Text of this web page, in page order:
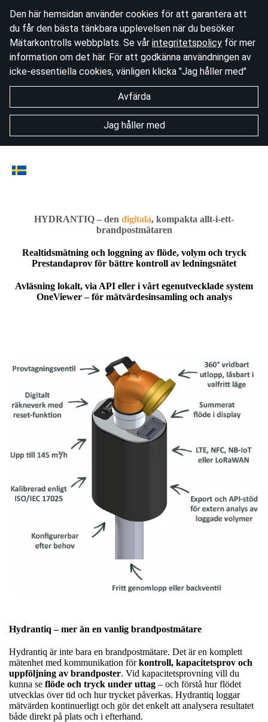
Den här hemsidan använder cookies för att garantera att
du får den bästa tänkbara upplevelsen när du besöker
Mätarkontrolls webbplats. Se vår integritetspolicy för mer
information om det här. För att godkänna användningen av
icke-essentiella cookies, vänligen klicka "Jag håller med"
Avfärda
Jag håller med
HYDRANTIQ – den digitala, kompakta allt-i-ett-
brandpostmätaren
Realtidsmätning och loggning av flöde, volym och tryck
Prestandaprov för bättre kontroll av ledningsnätet
Avläsning lokalt, via API eller i vårt egenutvecklade system
OneViewer – för mätvärdesinsamling och analys
Hydrantiq – mer än en vanlig brandpostmätare
Hydrantiq är inte bara en brandpostmätare. Det är en komplett
mätenhet med kommunikation förkontroll, kapacitetsprov och
uppföljning av brandposter. Vid kapacitetsprovning vill du
kunna se flöde och tryck under uttag – och förstå hur flödet
utvecklas över tid och hur trycket påverkas. Hydrantiq loggar
mätvärden kontinuerligt och gör det enkelt att analysera resultatet
både direkt på plats och i efterhand.